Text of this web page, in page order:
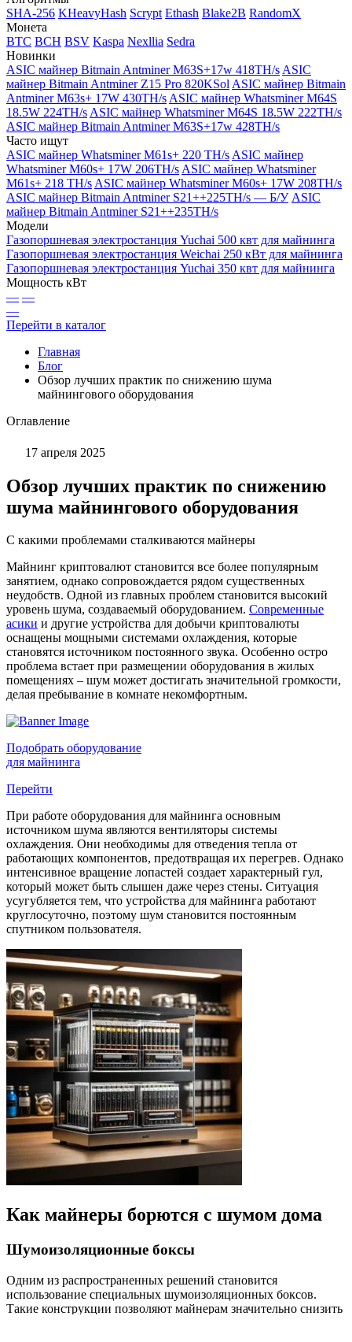
SHA-256 KHeavyHash Scrypt Ethash Blake2B RandomX
Монета
BTC BCH BSV Kaspa Nexllia Sedra
Новинки
ASIC майнер Bitmain Antminer M63S+17w 418TH/s ASIC
майнер Bitmain Antminer Z15 Pro 820KSol ASIC майнер Bitmain
Antminer M63s+ 17W 430TH/s ASIC майнер Whatsminer M64S
18.5W 224TH/s ASIC майнер Whatsminer M64S 18.5W 222TH/s
ASIC майнер Bitmain Antminer M63S+17w 428TH/s
Часто ищут
ASIC майнер Whatsminer M61s+ 220 TH/s ASIC майнер
Whatsminer M60s+ 17W 206TH/s ASIC майнер Whatsminer
M61s+ 218 TH/s ASIC майнер Whatsminer M60s+ 17W 208TH/s
ASIC майнер Bitmain Antminer S21++225TH/s — Б/У ASIC
майнер Bitmain Antminer S21++235TH/s
Модели
Газопоршневая электростанция Yuchai 500 квт для майнинга
Газопоршневая электростанция Weichai 250 кВт для майнинга
Газопоршневая электростанция Yuchai 350 квт для майнинга
Мощность кВт
— —
—
Перейти в каталог
Главная
Блог
Обзор лучших практик по снижению шума
майнингового оборудования
Оглавление
17 апреля 2025
Обзор лучших практик по снижению
шума майнингового оборудования
С какими проблемами сталкиваются майнеры
Майнинг криптовалют становится все более популярным
занятием, однако сопровождается рядом существенных
неудобств. Одной из главных проблем становится высокий
уровень шума, создаваемый оборудованием. Современные
асики и другие устройства для добычи криптовалюты
оснащены мощными системами охлаждения, которые
становятся источником постоянного звука. Особенно остро
проблема встает при размещении оборудования в жилых
помещениях – шум может достигать значительной громкости,
делая пребывание в комнате некомфортным.
Подобрать оборудование
для майнинга
Перейти
При работе оборудования для майнинга основным
источником шума являются вентиляторы системы
охлаждения. Они необходимы для отведения тепла от
работающих компонентов, предотвращая их перегрев. Однако
интенсивное вращение лопастей создает характерный гул,
который может быть слышен даже через стены. Ситуация
усугубляется тем, что устройства для майнинга работают
круглосуточно, поэтому шум становится постоянным
спутником пользователя.
Как майнеры борются с шумом дома
Шумоизоляционные боксы
Одним из распространенных решений становится
использование специальных шумоизоляционных боксов.
Такие конструкции позволяют майнерам значительно снизить